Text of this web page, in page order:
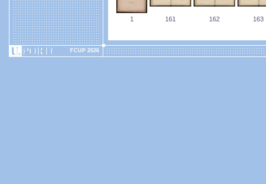
1 161 162 163
FCUP 2026